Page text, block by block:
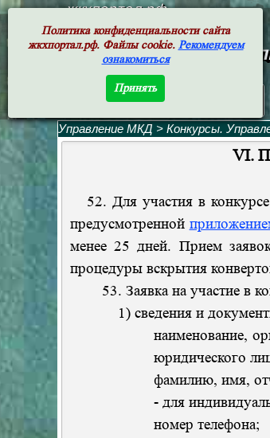
ЖКХ РФ.
Документы
жкхпортал.рф
Управление МКД >Конкурсы.
VI.
52. Для участия в конкурсе
предусмотренной
менее 25 дней. Прием
процедуры вскрытия
53. Заявка на участие в
1) сведения и
наименование,
юридического
фамилию, имя,
- для
номер телефона;
Политика конфиденциальности сайта
жкхпортал.рф. Файлы cookie. Рекомендуем
ознакомиться
Принять